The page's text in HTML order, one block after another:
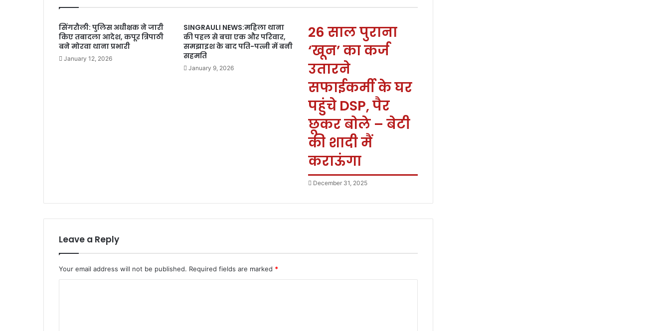
सिंगरौली: पुलिस अधीक्षक ने जारी
किए तबादला आदेश, कपूर त्रिपाठी
बने मोरवा थाना प्रभारी
January 12, 2026
SINGRAULI NEWS:महिला थाना
की पहल से बचा एक और परिवार,
समझाइश के बाद पति-पत्नी में बनी
सहमति
January 9, 2026
26 साल पुराना
‘खून’ का कर्ज
उतारने
सफाईकर्मी के घर
पहुंचे DSP, पैर
छूकर बोले – बेटी
की शादी मैं
कराऊंगा
December 31, 2025
Leave a Reply
Your email address will not be published. Required fields are marked *